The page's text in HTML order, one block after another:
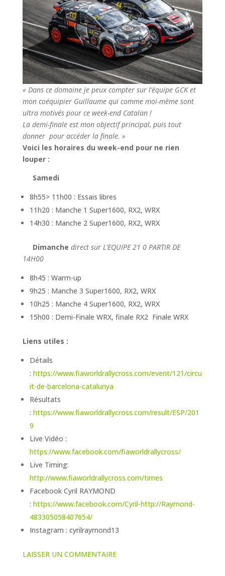
« Dans ce domaine je peux compter sur l’équipe GCK et
mon coéquipier Guillaume qui comme moi-même sont
ultra motivés pour ce week-end Catalan !
La demi-finale est mon objectif principal, puis tout
donner pour accéder la finale. »
Voici les horaires du week-end pour ne rien
louper :
Samedi
8h55> 11h00 : Essais libres
11h20 : Manche 1 Super1600, RX2, WRX
14h30 : Manche 2 Super1600, RX2, WRX
Dimanche direct sur L’EQUIPE 21 0 PARTIR DE
14H00
8h45 : Warm-up
9h25 : Manche 3 Super1600, RX2, WRX
10h25 : Manche 4 Super1600, RX2, WRX
15h00 : Demi-Finale WRX, finale RX2 Finale WRX
Liens utiles :
Détails
: https://www.fiaworldrallycross.com/event/121/circu
it-de-barcelona-catalunya
Résultats
: https://www.fiaworldrallycross.com/result/ESP/201
9
Live Vidéo :
https://www.facebook.com/fiaworldrallycross/
Live Timing:
http://www.fiaworldrallycross.com/times
Facebook Cyril RAYMOND
: https://www.facebook.com/Cyril-http://Raymond-
483305058407654/
Instagram : cyrilraymond13
LAISSER UN COMMENTAIRE